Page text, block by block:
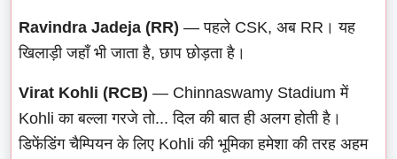
Ravindra Jadeja (RR) — पहले CSK, अब RR। यह
खिलाड़ी जहाँ भी जाता है, छाप छोड़ता है।
Virat Kohli (RCB) — Chinnaswamy Stadium में
Kohli का बल्ला गरजे तो... दिल की बात ही अलग होती है।
डिफेंडिंग चैम्पियन के लिए Kohli की भूमिका हमेशा की तरह अहम